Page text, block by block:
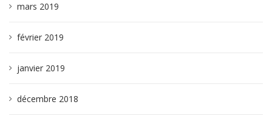
mars 2019
février 2019
janvier 2019
décembre 2018